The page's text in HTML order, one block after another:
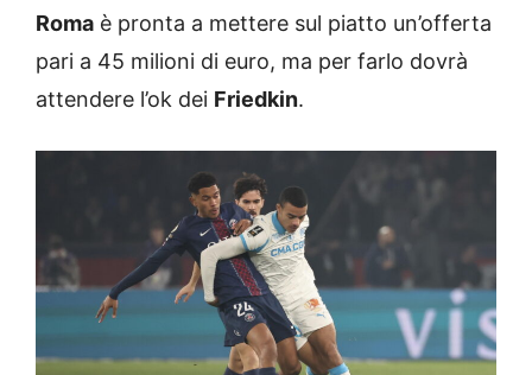
Roma è pronta a mettere sul piatto un’offerta
pari a 45 milioni di euro, ma per farlo dovrà
attendere l’ok dei Friedkin.